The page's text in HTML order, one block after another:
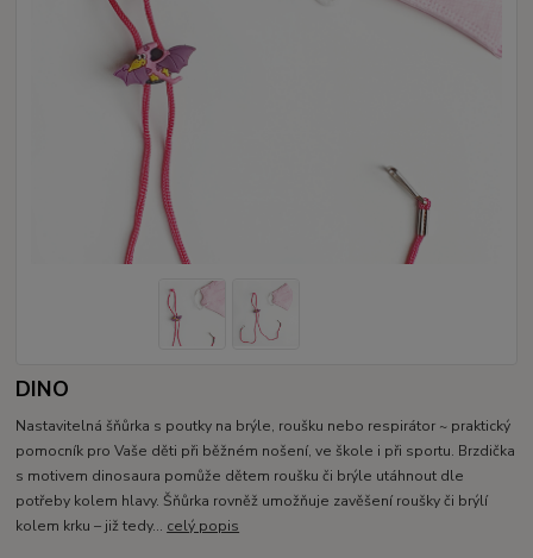
DINO
Nastavitelná šňůrka s poutky na brýle, roušku nebo respirátor ~ praktický
pomocník pro Vaše děti při běžném nošení, ve škole i při sportu. Brzdička
s motivem dinosaura pomůže dětem roušku či brýle utáhnout dle
potřeby kolem hlavy. Šňůrka rovněž umožňuje zavěšení roušky či brýlí
kolem krku – již tedy... celý popis